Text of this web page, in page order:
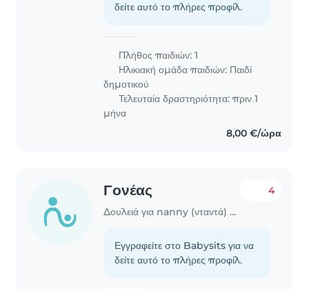
δείτε αυτό το πλήρες προφίλ.
Πλήθος παιδιών: 1
Ηλικιακή ομάδα παιδιών: Παιδί
δημοτικού
Τελευταία δραστηριότητα: πριν 1
μήνα
8,00 €/ώρα
Γονέας
Δουλειά για nanny (νταντά) στην περιοχή Βάρη
4
Εγγραφείτε στο Babysits για να
δείτε αυτό το πλήρες προφίλ.